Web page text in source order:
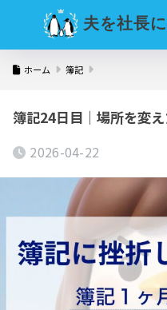
夫を社長
ホーム 簿記
簿記24日目｜場所を変
2026-04-22